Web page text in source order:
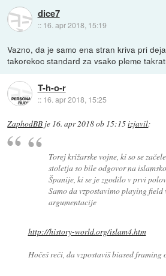
dice7
:: 16. apr 2018, 15:19
Vazno, da je samo ena stran kriva pri
takorekoc standard za vsako pleme
T-h-o-r
:: 16. apr 2018, 15:25
ZaphodBB je 16. apr 2018 ob 15:15izjavil:
Torej križarske vojne, ki so se
stoletja so bile odgovor na
Španije, ki se je zgodilo v prvi
Samo da vzpostavimo playing field
argumentacije
http://history-world.org/islam4.htm
Hočeš reči, da vzpostaviš biased framing